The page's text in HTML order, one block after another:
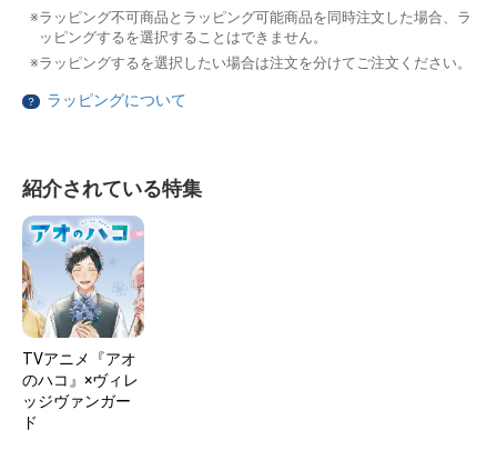
ラッピング不可商品とラッピング可能商品を同時注文した場合、ラ
ッピングするを選択することはできません。
ラッピングするを選択したい場合は注文を分けてご注文ください。
？ ラッピングについて
紹介されている特集
TVアニメ『アオ
のハコ』×ヴィレ
ッジヴァンガー
ド